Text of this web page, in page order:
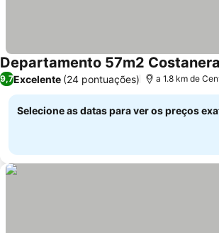
Departamento 57m2
9,7Excelente (24 pontuações) a 1.8 km de
Selecione as datas para ver os preços